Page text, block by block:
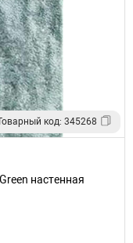
код: 345268
настенная